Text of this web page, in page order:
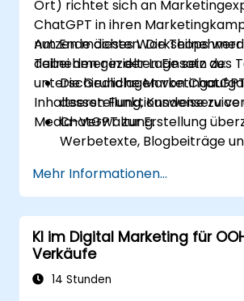
Ort) richtet sich an
ChatGPT in ihren
nutzen möchten. Die
dabei den gezielten Einsatz des
unterschiedliche
Inhaltserstellung, Kundenservice
Media-Verwaltung.
Am Ende dieses Workshops
Teilnehmer in der Lage sein zu:
Die Grundlagen von
dessen Funktionsweise zu
ChatGPT zur Erstellung
Werbetexte, Blogbeiträge
Einen mit ChatGPT
zu entwickeln, der den
sowie die Interaktion mit
verbessert.
ChatGPT in ihre
integrieren, um Zeit zu sparen
Mehr Informationen...
KI im Digital Marketing für
Verkäufe
14 Stunden